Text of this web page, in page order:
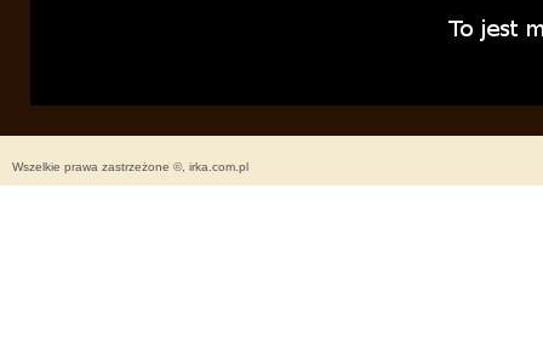
Wszelkie prawa zastrzeżone ©, irka.com.pl